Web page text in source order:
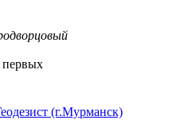
первых
(г.Мурманск)